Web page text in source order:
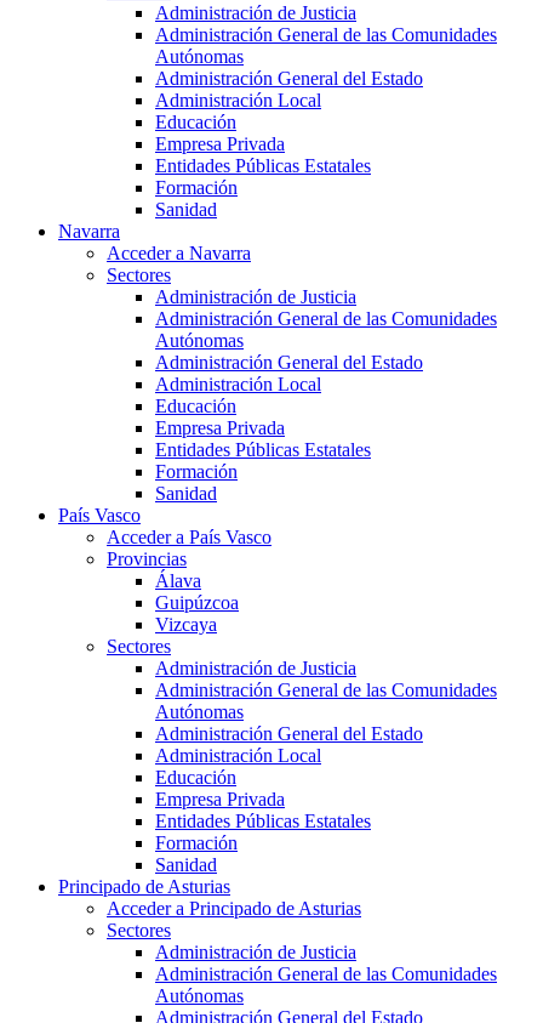
Administración de Justicia
Administración General de las Comunidades
Autónomas
Administración General del Estado
Administración Local
Educación
Empresa Privada
Entidades Públicas Estatales
Formación
Sanidad
Navarra
Acceder a Navarra
Sectores
Administración de Justicia
Administración General de las Comunidades
Autónomas
Administración General del Estado
Administración Local
Educación
Empresa Privada
Entidades Públicas Estatales
Formación
Sanidad
País Vasco
Acceder a País Vasco
Provincias
Álava
Guipúzcoa
Vizcaya
Sectores
Administración de Justicia
Administración General de las Comunidades
Autónomas
Administración General del Estado
Administración Local
Educación
Empresa Privada
Entidades Públicas Estatales
Formación
Sanidad
Principado de Asturias
Acceder a Principado de Asturias
Sectores
Administración de Justicia
Administración General de las Comunidades
Autónomas
Administración General del Estado